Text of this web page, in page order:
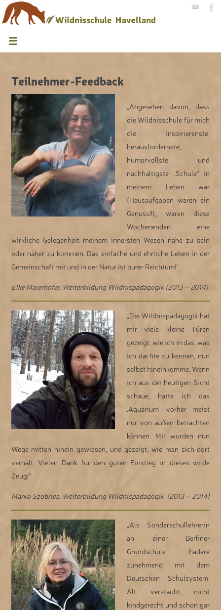
Teilnehmer-Feedback
„Abgesehen davon, dass
die Wildnisschule für mich
die inspirierenste,
herausfordernste,
humorvollste und
nachhaltigste „Schule“ in
meinem Leben war
(Hausaufgaben waren ein
Genuss!!), waren diese
Wochenenden eine
wirkliche Gelegenheit meinem innersten Wesen nahe zu sein
oder näher zu kommen. Das einfache und ehrliche Leben in der
Gemeinschaft mit und in der Natur ist purer Reichtum!“
Elke Maierhöfer, Weiterbildung Wildnispädagogik (2013 – 2014)
„Die Wildnispädagogik hat
mir viele kleine Türen
gezeigt, wie ich in das, was
ich dachte zu kennen, nun
selbst hineinkomme. Wenn
ich aus der heutigen Sicht
schaue, hatte ich das
‚Aquarium‘ vorher meist
nur von außen betrachten
können. Mir wurden nun
Wege mitten hinein gewiesen, und gezeigt, wie man sich dort
verhält. Vielen Dank für den guten Einstieg in dieses wilde
Zeug!“
Marko Szobries, Weiterbildung Wildnispädagogik (2013 – 2014)
„Als Sonderschullehrerin
an einer Berliner
Grundschule hadere
zunehmend mit dem
Deutschen Schulsystem.
Alt, verstaubt, nicht
kindgerecht und schon gar